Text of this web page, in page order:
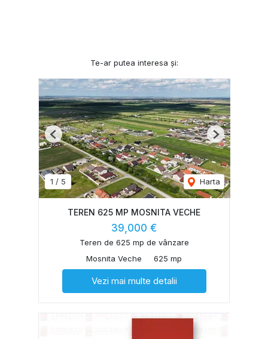
Te-ar putea interesa și:
1 / 5 Harta
Previous Next
TEREN 625 MP MOSNITA VECHE
39,000 €
Teren de 625 mp de vânzare
Mosnita Veche
625 mp
Vezi mai multe detalii